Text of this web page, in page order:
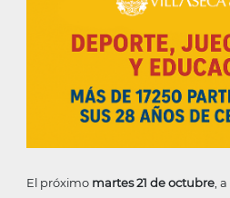
El próximo martes 21 de octubre, a